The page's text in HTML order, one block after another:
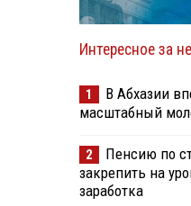
Интересное за
1
В Абхазии
масштабный
2
Пенсию по
закрепить на
заработка